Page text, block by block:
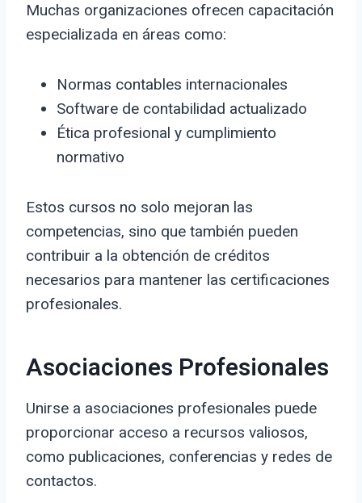
Muchas organizaciones ofrecen capacitación
especializada en áreas como:
Normas contables internacionales
Software de contabilidad actualizado
Ética profesional y cumplimiento
normativo
Estos cursos no solo mejoran las
competencias, sino que también pueden
contribuir a la obtención de créditos
necesarios para mantener las certificaciones
profesionales.
Asociaciones Profesionales
Unirse a asociaciones profesionales puede
proporcionar acceso a recursos valiosos,
como publicaciones, conferencias y redes de
contactos.